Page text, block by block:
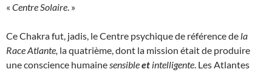
« Centre Solaire . »
Ce Chakra fut, jadis, le Centre psychique de référence de la
Race Atlante, la quatrième, dont la mission était de produire
une conscience humaine sensibleet intelligente . Les Atlantes